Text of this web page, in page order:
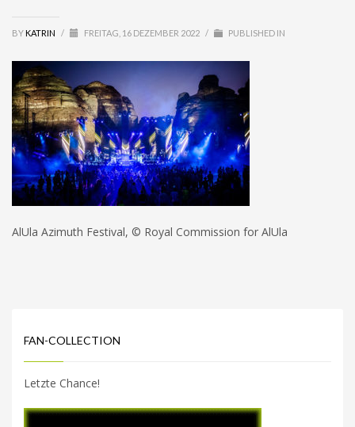
BY KATRIN / FREITAG, 16 DEZEMBER 2022 / PUBLISHED IN
AlUla Azimuth Festival, © Royal Commission for AlUla
FAN-COLLECTION
Letzte Chance!